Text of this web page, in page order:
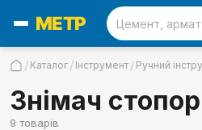
/ Каталог / Інструмент / Ручний
Знімач
9 товарів